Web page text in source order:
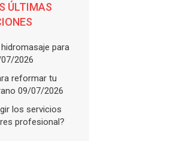
ÚLTIMAS
para
2026
reformar tu
09/07/2026
los servicios
profesional?